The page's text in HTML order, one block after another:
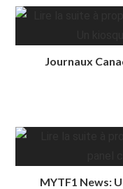
Journaux
MYTF1 News: